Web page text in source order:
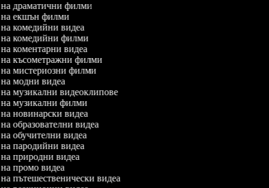
на драматични филми
на екшън филми
на комедийни видеа
на комедийни филми
на коментарни видеа
на късометражни филми
на мистериозни филми
на модни видеа
на музикални видеоклипове
на музикални филми
на новинарски видеа
на образователни видеа
на обучителни видеа
на пародийни видеа
на природни видеа
на промо видеа
на пътешественически видеа